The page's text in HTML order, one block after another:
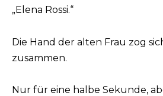
„Elena Rossi.“
Die Hand der alten Frau zog
zusammen.
Nur für eine halbe Sekunde,